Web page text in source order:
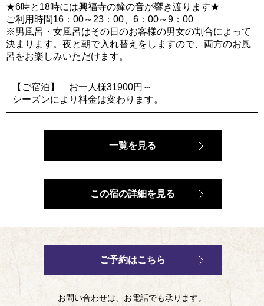
★6時と18時には興福寺の鐘の音が響き渡ります★
ご利用時間16：00～23：00、6：00～9：00
※男風呂・女風呂はその日のお客様の男女の割合によって
決まります。夜と朝で入れ替えをしますので、両方のお風
呂をお楽しみいただけます。
【ご宿泊】 お一人様31900円～
シーズンにより料金は変わります。
一覧を見る
この宿の詳細を見る
ご予約はこちら
お問い合わせは、お電話でも承ります。